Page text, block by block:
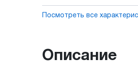
Посмотреть все
Описание